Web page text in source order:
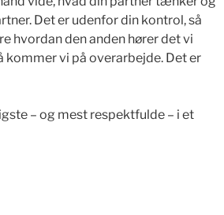
Det er udenfor din kontrol, så
hvordan den anden hører det vi
kommer vi på overarbejde. Det er
– og mest respektfulde – i et